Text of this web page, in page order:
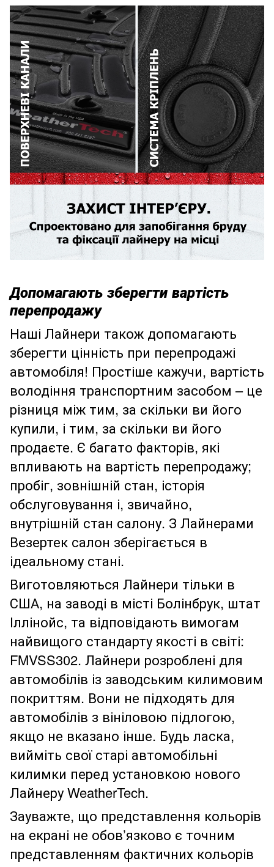
Допомагають зберегти вартість
перепродажу
Наші Лайнери також допомагають
зберегти цінність при перепродажі
автомобіля! Простіше кажучи, вартість
володіння транспортним засобом – це
різниця між тим, за скільки ви його
купили, і тим, за скільки ви його
продаєте. Є багато факторів, які
впливають на вартість перепродажу;
пробіг, зовнішній стан, історія
обслуговування і, звичайно,
внутрішній стан салону. З Лайнерами
Везертек салон зберігається в
ідеальному стані.
Виготовляються Лайнери тільки в
США, на заводі в місті Болінбрук, штат
Іллінойс, та відповідають вимогам
найвищого стандарту якості в світі:
FMVSS302. Лайнери розроблені для
автомобілів із заводським килимовим
покриттям. Вони не підходять для
автомобілів з вініловою підлогою,
якщо не вказано інше. Будь ласка,
вийміть свої старі автомобільні
килимки перед установкою нового
Лайнеру WeatherTech.
Зауважте, що представлення кольорів
на екрані не обов’язково є точним
представленням фактичних кольорів